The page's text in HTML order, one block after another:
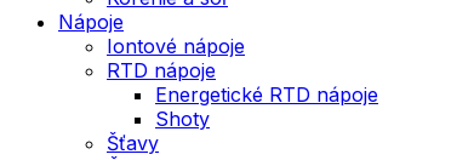
Nápoje
Iontové nápoje
RTD nápoje
Energetické RTD nápoje
Shoty
Šťavy